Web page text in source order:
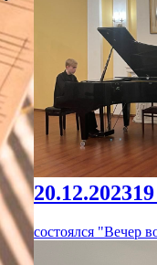
20.12.2023
состоялся "Вечер